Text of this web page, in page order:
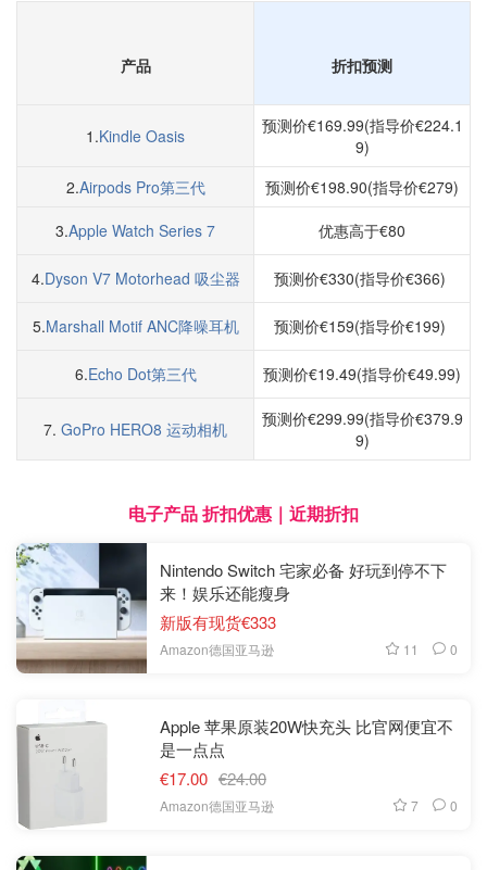
产品 折扣预测
1.Kindle Oasis
预测价€169.99(指导价€224.1
9)
2.Airpods Pro第三代
预测价€198.90(指导价€279)
3.Apple Watch Series 7 优惠高于€80
4.Dyson V7 Motorhead 吸尘器 预测价€330(指导价€366)
5.Marshall Motif ANC降噪耳机 预测价€159(指导价€199)
6.Echo Dot第三代 预测价€19.49(指导价€49.99)
7. GoPro HERO8 运动相机
预测价€299.99(指导价€379.9
9)
电子产品 折扣优惠｜近期折扣
Nintendo Switch 宅家必备 好玩到停不下
来！娱乐还能瘦身
新版有现货€333
Amazon德国亚马逊 11 0
Apple 苹果原装20W快充头 比官网便宜不
是一点点
€17.00 €24.00
Amazon德国亚马逊 7 0